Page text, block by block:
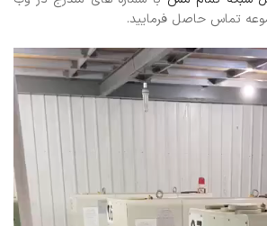
تماس حاصل فرمایید.